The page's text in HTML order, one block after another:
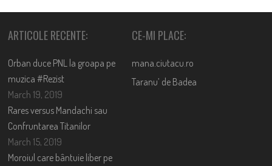
ARTICOLE RECENTE:
Orban duce PNL la groapa pe
muzica #Rezist
March 19, 2019
Rares versus Mandachi sau
Confruntarea Titanilor
March 15, 2019
Moroiul care bântuie liber pe
CE-MI PLACE:
mana.ciutacu.ro
Taranu’ de Badea